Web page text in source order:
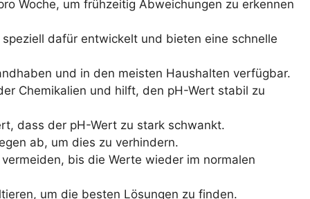
Woche, um frühzeitig Abweichungen zu erkennen
dafür entwickelt und bieten eine schnelle
und in den meisten Haushalten verfügbar.
Chemikalien und hilft, den pH-Wert stabil zu
dass der pH-Wert zu stark schwankt.
ab, um dies zu verhindern.
bis die Werte wieder im normalen
um die besten Lösungen zu finden.